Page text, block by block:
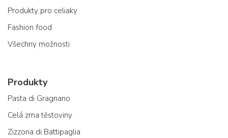
Produkty pro celiaky
Fashion food
Všechny možnosti
Produkty
Pasta di Gragnano
Celá zrna těstoviny
Zizzona di Battipaglia